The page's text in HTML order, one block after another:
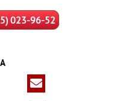
023-96-52